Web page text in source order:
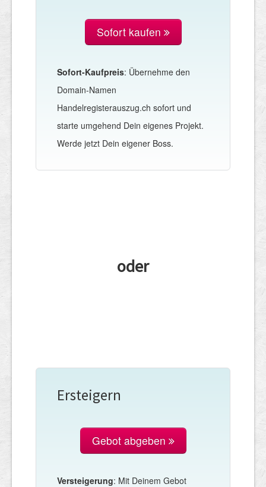
Sofort kaufen
Sofort-Kaufpreis: Übernehme den
Domain-Namen
Handelregisterauszug.ch sofort und
starte umgehend Dein eigenes Projekt.
Werde jetzt Dein eigener Boss.
oder
Ersteigern
Gebot abgeben
Versteigerung: Mit Deinem Gebot